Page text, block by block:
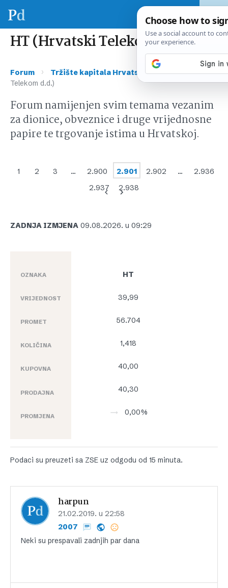
HT (Hrvatski Telekom d.d.)
Forum › Tržište kapitala Hrvatska ›
HT (Hrvatski
Telekom d.d.)
Forum namijenjen svim temama vezanim
za dionice, obveznice i druge vrijednosne
papire te trgovanje istima u Hrvatskoj.
1 2 3 … 2.900 2.901 2.902 …
2.936
2.937
2.938
ZADNJA IZMJENA 09.08.2026. u 09:29
OZNAKA
VRIJEDNOST
PROMET
KOLIČINA
KUPOVNA
PRODAJNA
PROMJENA
HT
39,99
56.704
1,418
40,00
40,30
0,00%
Podaci su preuzeti sa ZSE uz odgodu od 15 minuta.
harpun
21.02.2019. u 22:58
2007
Neki su prespavali zadnjih par dana